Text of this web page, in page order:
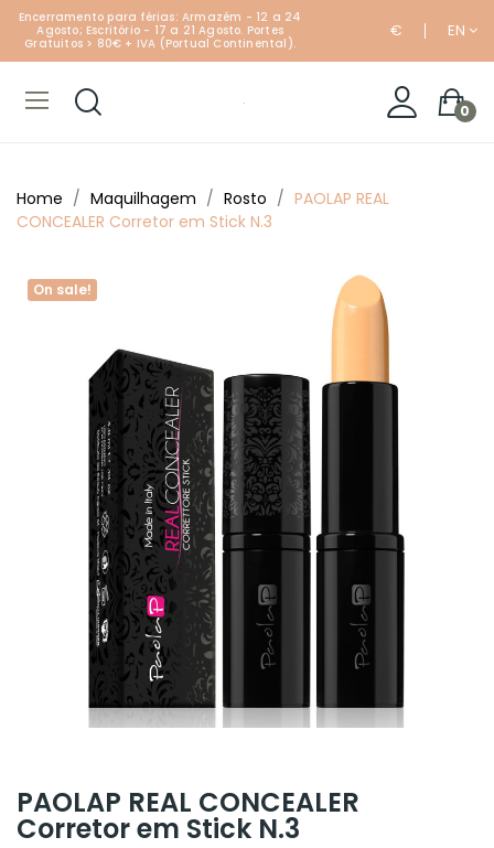
Encerramento para férias: Armazém - 12 a 24
Agosto; Escritório - 17 a 21 Agosto. Portes
Gratuitos > 80€ + IVA (Portual Continental).
€ EN
0
Home Maquilhagem Rosto
PAOLAP REAL
CONCEALER Corretor em Stick N.3
On sale!
PAOLAP REAL CONCEALER
Corretor em Stick N.3